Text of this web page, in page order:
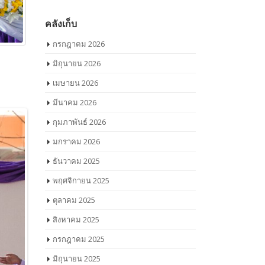
คลังเก็บ
กรกฎาคม 2026
มิถุนายน 2026
เมษายน 2026
มีนาคม 2026
กุมภาพันธ์ 2026
มกราคม 2026
ธันวาคม 2025
พฤศจิกายน 2025
ตุลาคม 2025
สิงหาคม 2025
กรกฎาคม 2025
มิถุนายน 2025